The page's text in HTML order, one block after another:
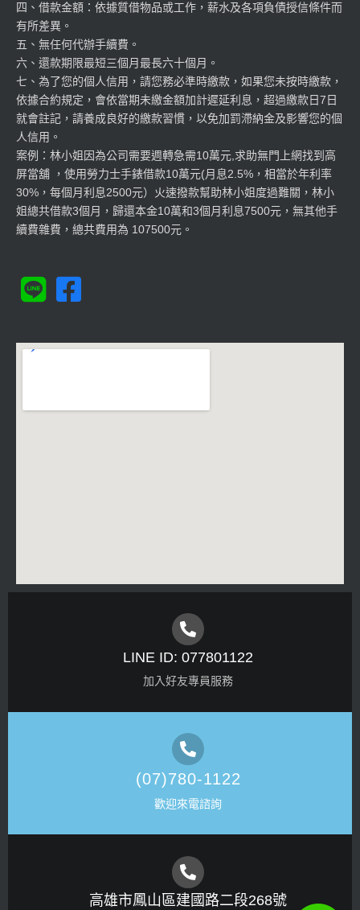
四、借款金額：依據質借物品或工作，薪水及各項負債授信條件而
有所差異。
五、無任何代辦手續費。
六、還款期限最短三個月最長六十個月。
七、為了您的個人信用，請您務必準時繳款，如果您未按時繳款，
依據合約規定，會依當期未繳金額加計遲延利息，超過繳款日7日
就會註記，請養成良好的繳款習慣，以免加罰滯納金及影響您的個
人信用。
案例：林小姐因為公司需要週轉急需10萬元,求助無門上網找到高
屏當舖 ，使用勞力士手錶借款10萬元(月息2.5%，相當於年利率
30%，每個月利息2500元）火速撥款幫助林小姐度過難關，林小
姐總共借款3個月，歸還本金10萬和3個月利息7500元，無其他手
續費雜費，總共費用為 107500元。
LINE ID: 077801122
加入好友專員服務
(07)780-1122
歡迎來電諮詢
高雄市鳳山區建國路二段268號